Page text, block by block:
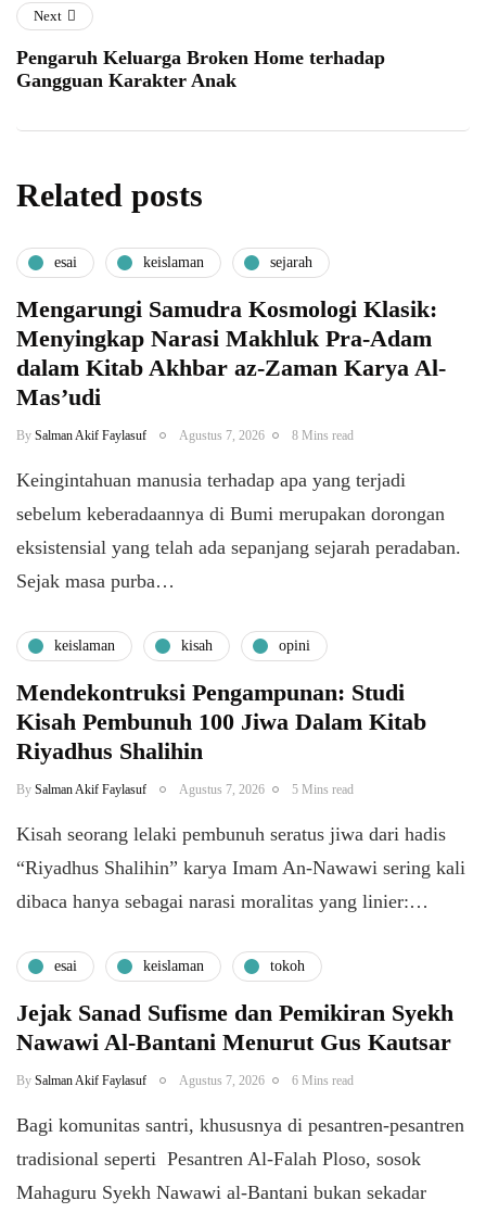
Next
Pengaruh Keluarga Broken Home terhadap
Gangguan Karakter Anak
Related posts
esai keislaman sejarah
Mengarungi Samudra Kosmologi Klasik:
Menyingkap Narasi Makhluk Pra-Adam
dalam Kitab Akhbar az-Zaman Karya Al-
Mas’udi
By Salman Akif Faylasuf Agustus 7, 2026 8 Mins read
Keingintahuan manusia terhadap apa yang terjadi
sebelum keberadaannya di Bumi merupakan dorongan
eksistensial yang telah ada sepanjang sejarah peradaban.
Sejak masa purba…
keislaman kisah opini
Mendekontruksi Pengampunan: Studi
Kisah Pembunuh 100 Jiwa Dalam Kitab
Riyadhus Shalihin
By Salman Akif Faylasuf Agustus 7, 2026 5 Mins read
Kisah seorang lelaki pembunuh seratus jiwa dari hadis
“Riyadhus Shalihin” karya Imam An-Nawawi sering kali
dibaca hanya sebagai narasi moralitas yang linier:…
esai keislaman tokoh
Jejak Sanad Sufisme dan Pemikiran Syekh
Nawawi Al-Bantani Menurut Gus Kautsar
By Salman Akif Faylasuf Agustus 7, 2026 6 Mins read
Bagi komunitas santri, khususnya di pesantren-pesantren
tradisional seperti Pesantren Al-Falah Ploso, sosok
Mahaguru Syekh Nawawi al-Bantani bukan sekadar